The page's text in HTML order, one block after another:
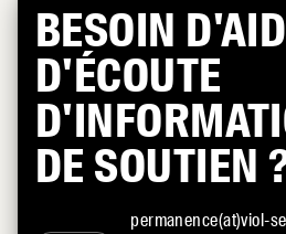
RECHERCHER
BESOIN
D'ÉCOUTE
DE SOUTIEN
permanence(at)viol-